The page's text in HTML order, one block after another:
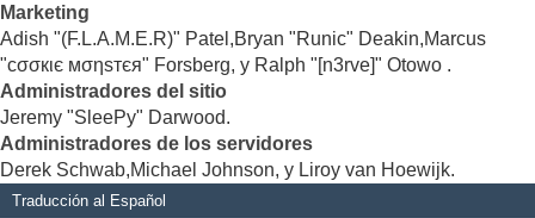
Marketing
Adish "(F.L.A.M.E.R)" Patel,Bryan "Runic" Deakin,Marcus
"cσσкιє мσηѕтєя" Forsberg, y Ralph "[n3rve]" Otowo .
Administradores del sitio
Jeremy "SleePy" Darwood.
Administradores de los servidores
Derek Schwab,Michael Johnson, y Liroy van Hoewijk.
Traducción al Español